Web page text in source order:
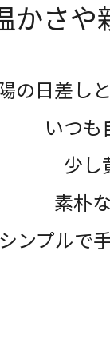
かさや
の日差し
いつも
少し
素朴
ンプルで